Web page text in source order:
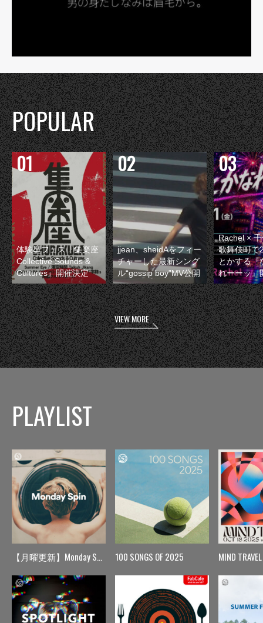
POPULAR
体験型フェス『集楽座
Collective Sounds &
Cultures』開催決定
jjean、sheidAをフィー
チャーした最新シング
ル“gossip boy”MV公開
Rachel ×
歌舞伎町で
とかする『
れーーッ』
VIEW MORE
PLAYLIST
【月曜更新】Monday Spin 100 SONGS OF 2025 MIND TRAVEL